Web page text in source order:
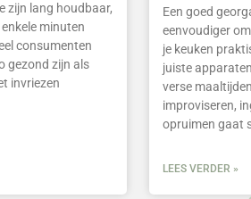
zijn lang houdbaar,
minuten
consumenten
gezond zijn als
invriezen
Een goed
eenvoudiger
je keuken
juiste
verse
improviseren,
opruimen gaat
LEES VERDER »